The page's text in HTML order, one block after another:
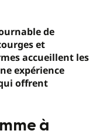
de
et
accueillent les
expérience
offrent
à